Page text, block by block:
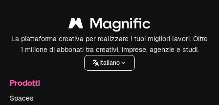
La piattaforma creativa per realizzare i tuoi migliori lavori. Oltre
1 milione di abbonati tra creativi, imprese, agenzie e studi.
Italiano
Prodotti
Spaces